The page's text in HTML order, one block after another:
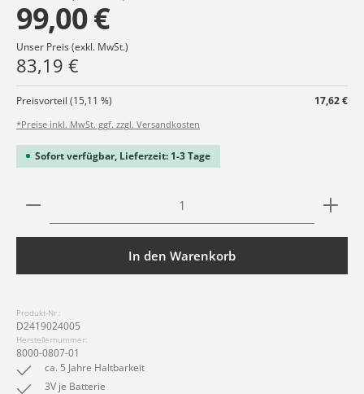
99,00 €
Unser Preis (exkl. MwSt.)
83,19 €
Preisvorteil (15,11 %) 17,62 €
*Preise inkl. MwSt. ggf. zzgl. Versandkosten
Sofort verfügbar, Lieferzeit: 1-3 Tage
Produkt Anzahl: Gib den gewünschten Wert ein
In den Warenkorb
Produkt-Nr.:
D2419024005
Herstellernummer:
8000-0807-01
ca. 5 Jahre Haltbarkeit
3V je Batterie